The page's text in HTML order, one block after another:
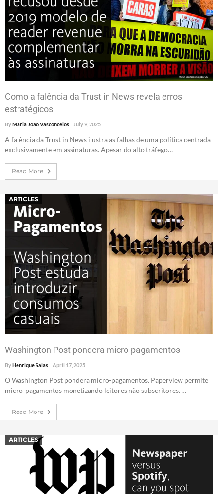
Como a falência da Trust in News revela erros
estratégicos
ByMaria João Vasconcelos July 9, 2025
A falência da Trust in News ilustra as falhas de uma política centrada
exclusivamente em assinaturas. Apesar do alto tráfego…
Read More
ARTICLES
Washington Post pondera micro-pagamentos
ByHenrique Saias April 17, 2025
O Washington Post pondera micro-pagamentos. Paperview permite
micro-pagamentos monetizando leitores não subscritores. …
Read More
ARTICLES